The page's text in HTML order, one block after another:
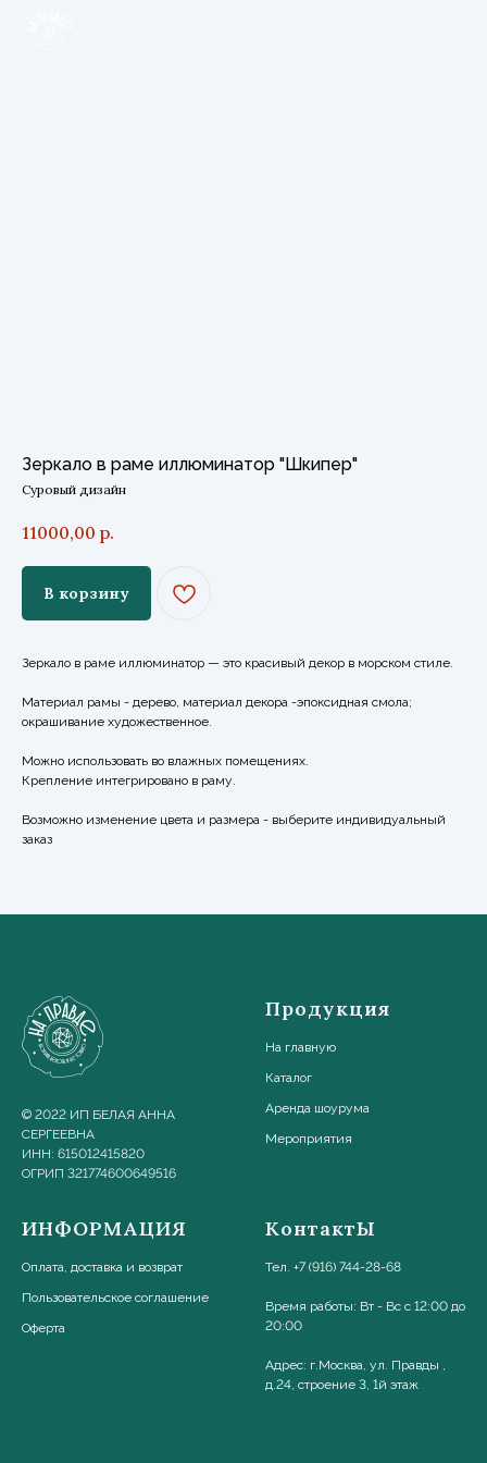
Зеркало в раме иллюминатор "Шкипер"
Суровый дизайн
11000,00 р.
В корзину
Зеркало в раме иллюминатор — это красивый декор в морском стиле.
Материал рамы - дерево, материал декора -эпоксидная смола;
окрашивание художественное.
Можно использовать во влажных помещениях.
Крепление интегрировано в раму.
Возможно изменение цвета и размера - выберите индивидуальный
заказ
© 2022 ИП БЕЛАЯ АННА
СЕРГЕЕВНА
ИНН: 615012415820
ОГРИП 321774600649516
Продукция
На главную
Каталог
Аренда шоурума
Мероприятия
ИНФОРМАЦИЯ
Оплата, доставка и возврат
Пользовательское соглашение
Оферта
КонтактЫ
Тел. +7 (916) 744-28-68
Время работы: Вт - Вс с 12:00 до
20:00
Адрес: г.Москва, ул. Правды ,
д.24, строение 3, 1й этаж